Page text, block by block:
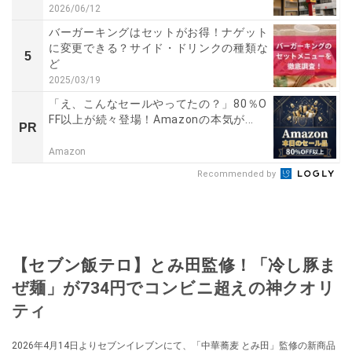
2026/06/12
5
バーガーキングはセットがお得！ナゲット
に変更できる？サイド・ドリンクの種類な
ど
2025/03/19
PR
「え、こんなセールやってたの？」80％O
FF以上が続々登場！Amazonの本気が...
Amazon
Recommended by
【セブン飯テロ】とみ田監修！「冷し豚ま
ぜ麺」が734円でコンビニ超えの神クオリ
ティ
2026年4月14日よりセブンイレブンにて、「中華蕎麦 とみ田」監修の新商品